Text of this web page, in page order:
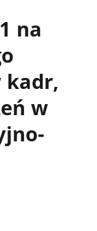
na
kadr,
w